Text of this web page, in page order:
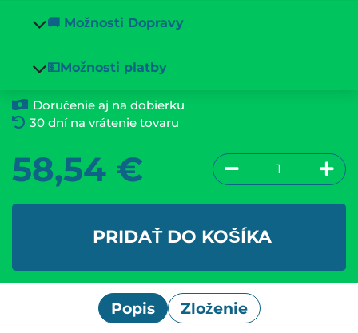
🚚 Možnosti Dopravy
💵Možnosti platby
Doručenie aj na dobierku
30 dní na vrátenie tovaru
58,54 €
PRIDAŤ DO KOŠÍKA
Popis Zloženie